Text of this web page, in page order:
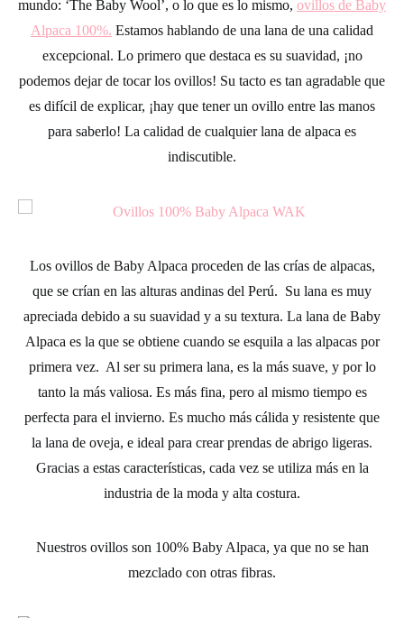
mundo: ‘The Baby Wool’, o lo que es lo mismo, ovillos de Baby
Alpaca 100%. Estamos hablando de una lana de una calidad
excepcional. Lo primero que destaca es su suavidad, ¡no
podemos dejar de tocar los ovillos! Su tacto es tan agradable que
es difícil de explicar, ¡hay que tener un ovillo entre las manos
para saberlo! La calidad de cualquier lana de alpaca es
indiscutible.
Los ovillos de Baby Alpaca proceden de las crías de alpacas,
que se crían en las alturas andinas del Perú. Su lana es muy
apreciada debido a su suavidad y a su textura. La lana de Baby
Alpaca es la que se obtiene cuando se esquila a las alpacas por
primera vez. Al ser su primera lana, es la más suave, y por lo
tanto la más valiosa. Es más fina, pero al mismo tiempo es
perfecta para el invierno. Es mucho más cálida y resistente que
la lana de oveja, e ideal para crear prendas de abrigo ligeras.
Gracias a estas características, cada vez se utiliza más en la
industria de la moda y alta costura.
Nuestros ovillos son 100% Baby Alpaca, ya que no se han
mezclado con otras fibras.